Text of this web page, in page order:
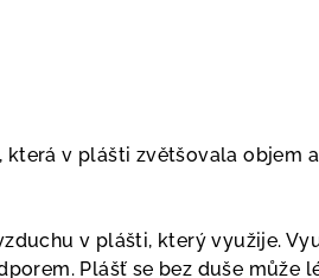
která v plášti zvětšovala objem
v plášti, který využije.
Plášť se bez duše může